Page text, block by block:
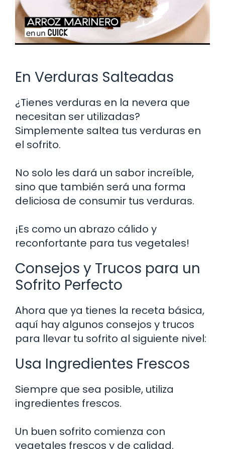
En Verduras Salteadas
¿Tienes verduras en la nevera que
necesitan ser utilizadas?
Simplemente saltea tus verduras en
el sofrito.
No solo les dará un sabor increíble,
sino que también será una forma
deliciosa de consumir tus verduras.
¡Es como un abrazo cálido y
reconfortante para tus vegetales!
Consejos y Trucos para un
Sofrito Perfecto
Ahora que ya tienes la receta básica,
aquí hay algunos consejos y trucos
para llevar tu sofrito al siguiente nivel:
Usa Ingredientes Frescos
Siempre que sea posible, utiliza
ingredientes frescos.
Un buen sofrito comienza con
vegetales frescos y de calidad.